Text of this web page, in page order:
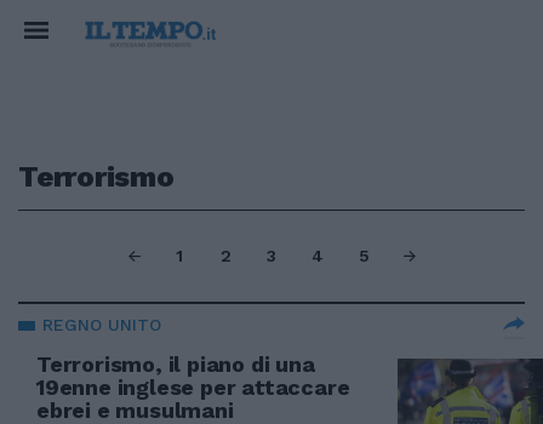
Terrorismo
1 2 3 4 5
REGNO UNITO
Terrorismo, il piano di una
19enne inglese per attaccare
ebrei e musulmani